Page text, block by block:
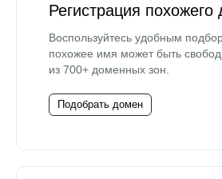
Регистрация похожего
Воспользуйтесь удобным
похожее имя может быть
из 700+ доменных зон.
Подобрать домен